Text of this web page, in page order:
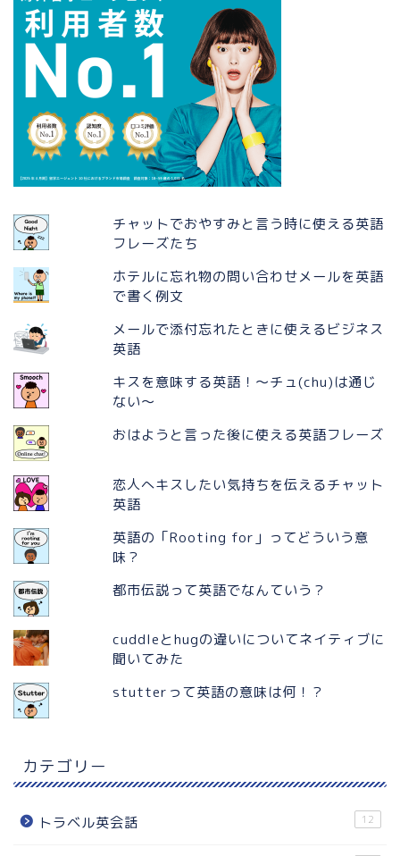
チャットでおやすみと言う時に使える英語
フレーズたち
ホテルに忘れ物の問い合わせメールを英語
で書く例文
メールで添付忘れたときに使えるビジネス
英語
キスを意味する英語！〜チュ(chu)は通じ
ない〜
おはようと言った後に使える英語フレーズ
恋人へキスしたい気持ちを伝えるチャット
英語
英語の「Rooting for」ってどういう意
味？
都市伝説って英語でなんていう？
cuddleとhugの違いについてネイティブに
聞いてみた
stutterって英語の意味は何！？
カテゴリー
トラベル英会話 12